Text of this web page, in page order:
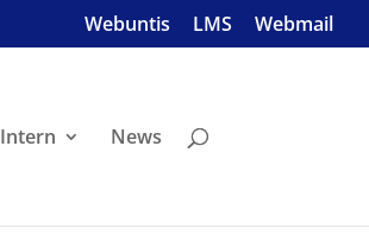
Webuntis LMS Webmail
Intern News